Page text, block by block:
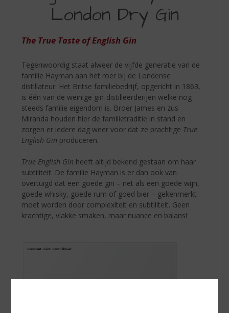
ENGLISH
GIN
London Dry Gin
The True Taste of English Gin
Tegenwoordig staat alweer de vijfde generatie van de
familie Hayman aan het roer bij de Londense
distillateur. Het Britse familiebedrijf, opgericht in 1863,
is één van de weinige gin-distilleerderijen welke nog
steeds familie eigendom is. Broer James en zus
Miranda houden hier de familietraditie in stand en
zorgen er iedere dag weer voor dat ze prachtige True
English Gin produceren.
True English Gin heeft altijd bekend gestaan om haar
subtiliteit. De familie Hayman is er dan ook van
overtuigd dat een goede gin – net als een goede wijn,
goede whisky, goede rum of goed bier – gekenmerkt
moet worden door complexiteit en subtiliteit. Geen
krachtige, vlakke smaken, maar nuance en balans!